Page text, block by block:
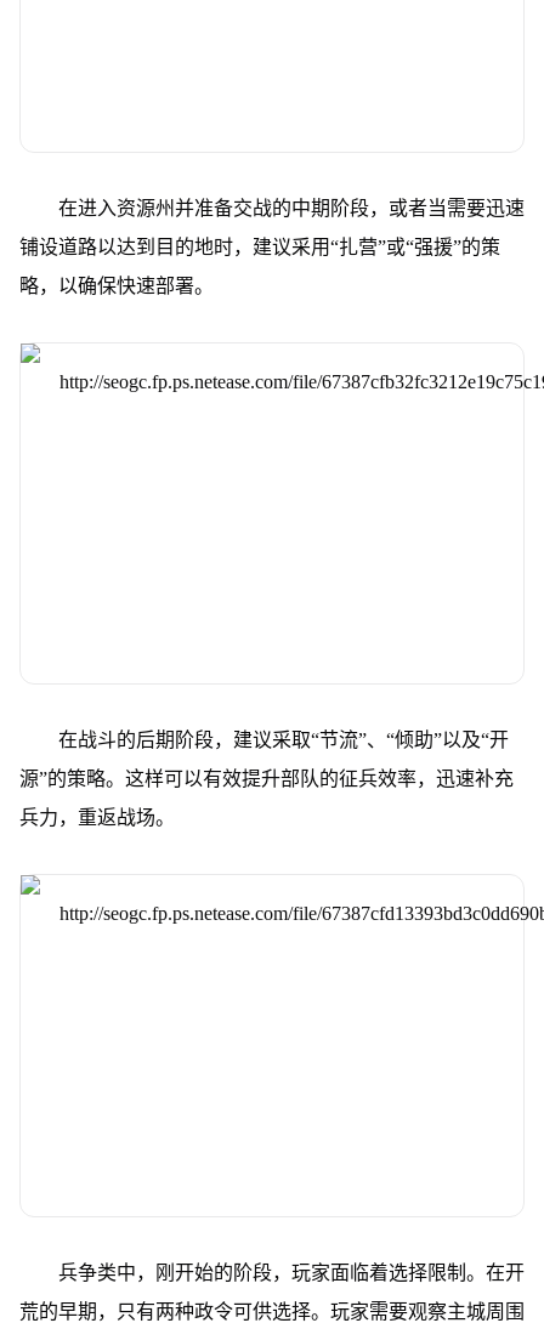
在进入资源州并准备交战的中期阶段，或者当需要迅速
铺设道路以达到目的地时，建议采用“扎营”或“强援”的策
略，以确保快速部署。
在战斗的后期阶段，建议采取“节流”、“倾助”以及“开
源”的策略。这样可以有效提升部队的征兵效率，迅速补充
兵力，重返战场。
兵争类中，刚开始的阶段，玩家面临着选择限制。在开
荒的早期，只有两种政令可供选择。玩家需要观察主城周围